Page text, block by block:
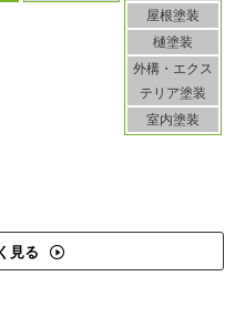
屋根塗装
樋塗装
外構・エクス
テリア塗装
室内塗装
見る